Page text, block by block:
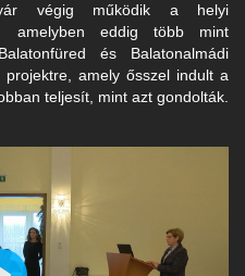
végig működik a helyi
amelyben eddig több mint
és Balatonalmádi
amely ősszel indult a
teljesít, mint azt gondolták.